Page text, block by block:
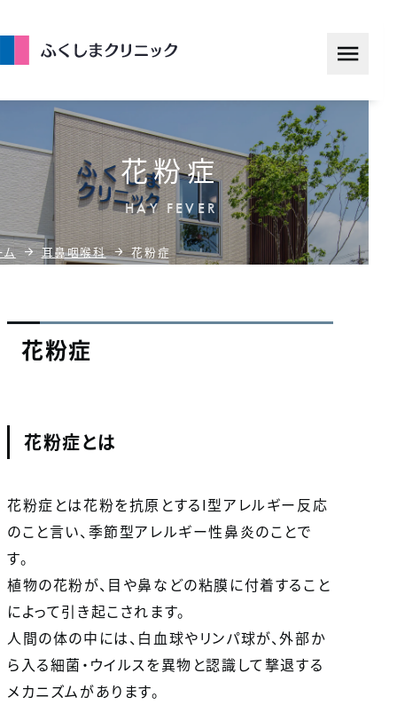
ン
へ
ス
キ
ッ
プ
花粉症
HAY FEVER
ム 耳鼻咽喉科 花粉症
花粉症
花粉症とは
花粉症とは花粉を抗原とするI型アレルギー反応
のこと言い、季節型アレルギー性鼻炎のことで
す。
植物の花粉が、目や鼻などの粘膜に付着すること
によって引き起こされます。
人間の体の中には、白血球やリンパ球が、外部か
ら入る細菌・ウイルスを異物と認識して撃退する
メカニズムがあります。